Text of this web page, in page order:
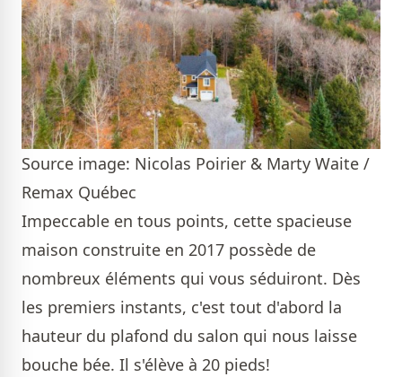
Source image: Nicolas Poirier & Marty Waite /
Remax Québec
Impeccable en tous points, cette spacieuse
maison construite en 2017 possède de
nombreux éléments qui vous séduiront. Dès
les premiers instants, c'est tout d'abord la
hauteur du plafond du salon qui nous laisse
bouche bée. Il s'élève à 20 pieds!